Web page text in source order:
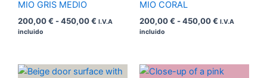
MIO GRIS MEDIO
200,00€ -450,00€ I.V.A
incluido
MIO CORAL
200,00€ -450,00€ I.V.A
incluido
Rango
Rango